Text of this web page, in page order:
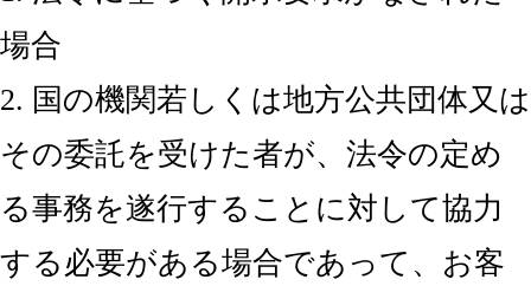
場合
2. 国の機関若しくは地方公共団体又は
その委託を受けた者が、法令の定め
る事務を遂行することに対して協力
する必要がある場合であって、お客